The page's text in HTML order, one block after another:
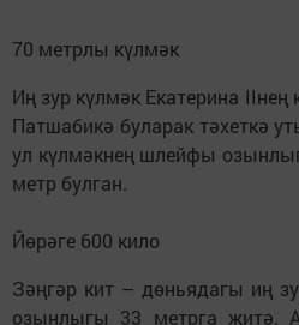
70 метрлы күлмәк
Иң зур күлмәк Екатерина IIнең
Патшабикә буларак тәхеткә
ул күлмәкнең шлейфы
метр булган.
Йөрәге 600 кило
Зәңгәр кит – дөньядагы иң
озынлыгы 33 метрга җитә.